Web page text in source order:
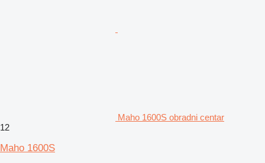
Maho 1600S obradni centar
12
Maho 1600S